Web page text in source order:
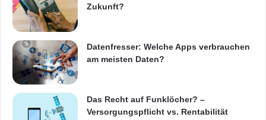
Zukunft?
Datenfresser: Welche Apps verbrauchen
am meisten Daten?
Das Recht auf Funklöcher? –
Versorgungspflicht vs. Rentabilität